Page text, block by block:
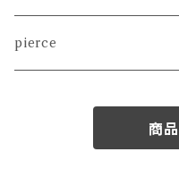
pierce
商